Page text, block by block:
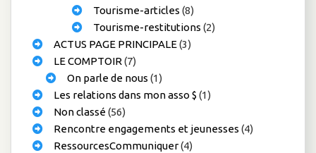
Tourisme-articles (8)
Tourisme-restitutions (2)
ACTUS PAGE PRINCIPALE(3)
LE COMPTOIR (7)
On parle de nous (1)
Les relations dans mon asso $ (1)
Non classé(56)
Rencontre engagements et jeunesses (4)
RessourcesCommuniquer(4)